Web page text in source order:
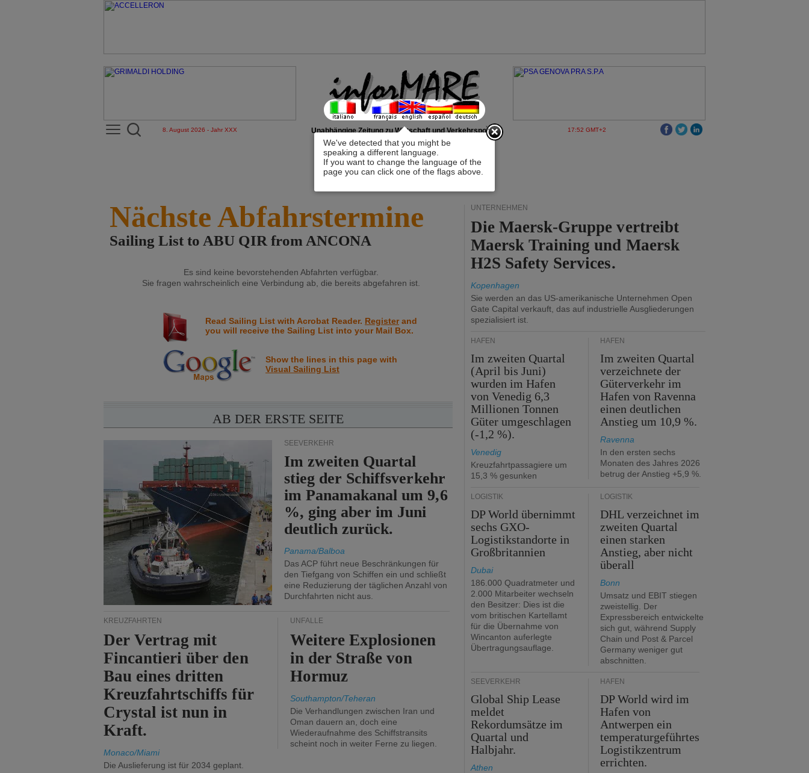
We've detected that you might be
speaking a different language.
If you want to change the language of the
page you can click one of the flags above.
x
8. August 2026 - Jahr XXX Unabhängige Zeitung zu Wirtschaft und Verkehrspolitik 17:52 GMT+2
Nächste Abfahrstermine
Sailing List to ABU QIR from ANCONA
Es sind keine bevorstehenden Abfahrten verfügbar.
Sie fragen wahrscheinlich eine Verbindung ab, die bereits abgefahren ist.
Read Sailing List with Acrobat Reader. Registerand
you will receive the Sailing List into your Mail Box.
Show the lines in this page with
Visual Sailing List
AB DER ERSTE SEITE
SEEVERKEHR
Im zweiten Quartal
stieg der Schiffsverkehr
im Panamakanal um 9,6
%, ging aber im Juni
deutlich zurück.
Panama/Balboa
Das ACP führt neue Beschränkungen für
den Tiefgang von Schiffen ein und schließt
eine Reduzierung der täglichen Anzahl von
Durchfahrten nicht aus.
KREUZFAHRTEN
Der Vertrag mit
Fincantieri über den
Bau eines dritten
Kreuzfahrtschiffs für
Crystal ist nun in
Kraft.
Monaco/Miami
Die Auslieferung ist für 2034 geplant.
UNFÄLLE
Weitere Explosionen
in der Straße von
Hormuz
Southampton/Teheran
Die Verhandlungen zwischen Iran und
Oman dauern an, doch eine
Wiederaufnahme des Schiffstransits
scheint noch in weiter Ferne zu liegen.
UNTERNEHMEN
Die Maersk-Gruppe vertreibt
Maersk Training und Maersk
H2S Safety Services.
Kopenhagen
Sie werden an das US-amerikanische Unternehmen Open
Gate Capital verkauft, das auf industrielle Ausgliederungen
spezialisiert ist.
HÄFEN
Im zweiten Quartal
(April bis Juni)
wurden im Hafen
von Venedig 6,3
Millionen Tonnen
Güter umgeschlagen
(-1,2 %).
Venedig
Kreuzfahrtpassagiere um
15,3 % gesunken
HÄFEN
Im zweiten Quartal
verzeichnete der
Güterverkehr im
Hafen von Ravenna
einen deutlichen
Anstieg um 10,9 %.
Ravenna
In den ersten sechs
Monaten des Jahres 2026
betrug der Anstieg +5,9 %.
LOGISTIK
DP World übernimmt
sechs GXO-
Logistikstandorte in
Großbritannien
Dubai
186.000 Quadratmeter und
2.000 Mitarbeiter wechseln
den Besitzer: Dies ist die
vom britischen Kartellamt
für die Übernahme von
Wincanton auferlegte
Übertragungsauflage.
LOGISTIK
DHL verzeichnet im
zweiten Quartal
einen starken
Anstieg, aber nicht
überall
Bonn
Umsatz und EBIT stiegen
zweistellig. Der
Expressbereich entwickelte
sich gut, während Supply
Chain und Post & Parcel
Germany weniger gut
abschnitten.
SEEVERKEHR
Global Ship Lease
meldet
Rekordumsätze im
Quartal und
Halbjahr.
Athen
HÄFEN
DP World wird im
Hafen von
Antwerpen ein
temperaturgeführtes
Logistikzentrum
errichten.